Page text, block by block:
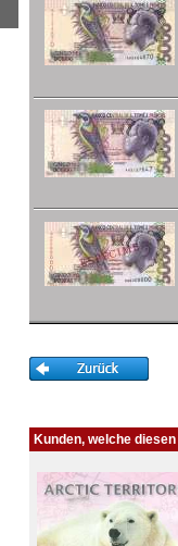
Kunden, welche